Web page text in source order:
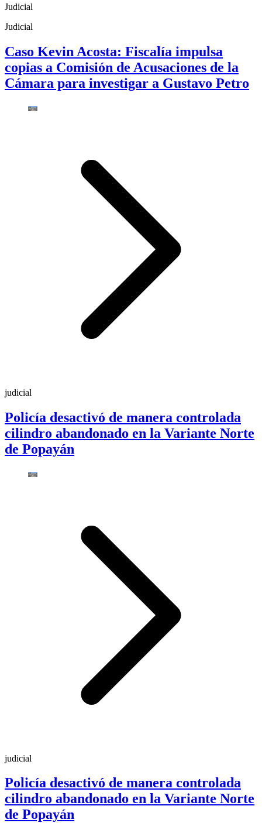
Judicial
Judicial
Caso Kevin Acosta: Fiscalía impulsa
copias a Comisión de Acusaciones de la
Cámara para investigar a Gustavo Petro
judicial
Policía desactivó de manera controlada
cilindro abandonado en la Variante Norte
de Popayán
judicial
Policía desactivó de manera controlada
cilindro abandonado en la Variante Norte
de Popayán